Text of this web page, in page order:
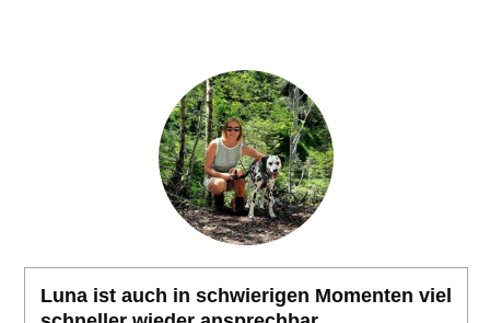
Luna ist auch in schwierigen Momenten viel